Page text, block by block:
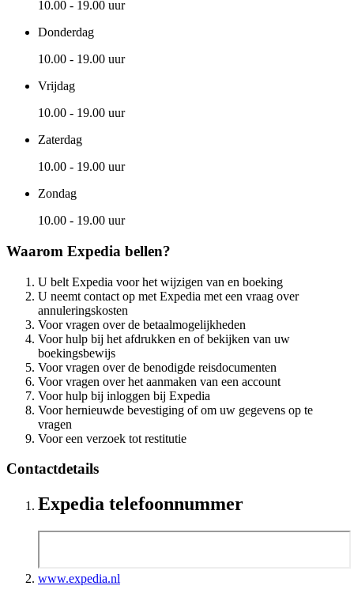
10.00 - 19.00 uur
Donderdag
10.00 - 19.00 uur
Vrijdag
10.00 - 19.00 uur
Zaterdag
10.00 - 19.00 uur
Zondag
10.00 - 19.00 uur
Waarom Expedia bellen?
U belt Expedia voor het wijzigen van en boeking
U neemt contact op met Expedia met een vraag over
annuleringskosten
Voor vragen over de betaalmogelijkheden
Voor hulp bij het afdrukken en of bekijken van uw
boekingsbewijs
Voor vragen over de benodigde reisdocumenten
Voor vragen over het aanmaken van een account
Voor hulp bij inloggen bij Expedia
Voor hernieuwde bevestiging of om uw gegevens op te
vragen
Voor een verzoek tot restitutie
Contactdetails
Expedia telefoonnummer
www.expedia.nl